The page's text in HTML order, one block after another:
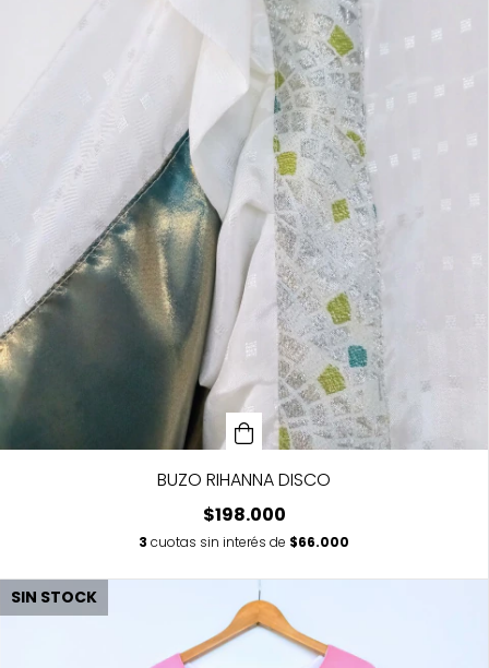
BUZO RIHANNA DISCO
$198.000
3 cuotas sin interés de $66.000
SIN STOCK